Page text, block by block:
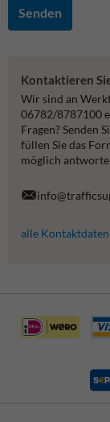
Senden
Kontaktieren
Wir sind an
06782/8787100
Fragen? Senden
füllen Sie das
möglich
alle Kontaktdaten